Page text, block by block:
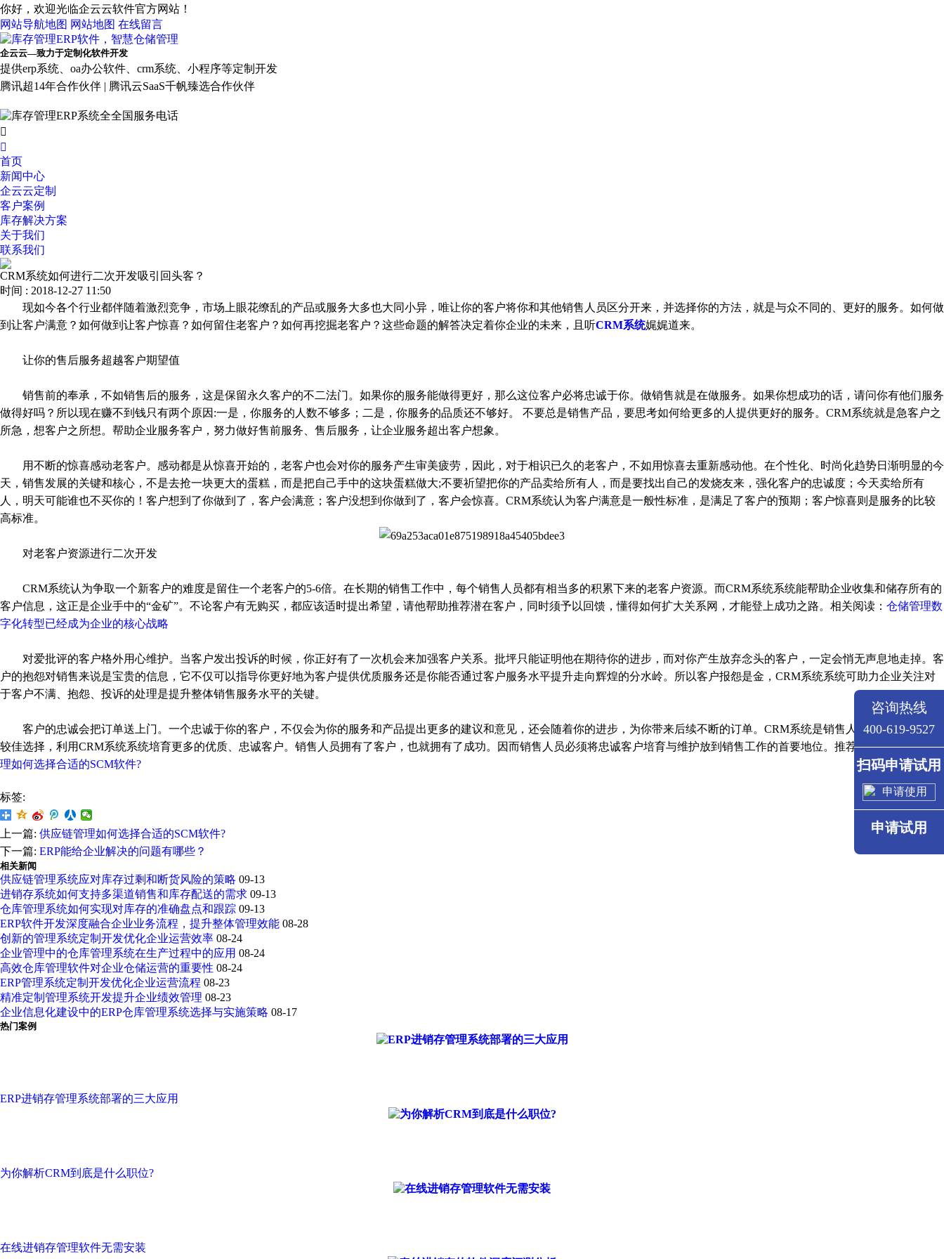
你好，欢迎光临企云云软件官方网站！
网站导航地图 网站地图 在线留言
企云云—致力于定制化软件开发
提供erp系统、oa办公软件、crm系统、小程序等定制开发
腾讯超14年合作伙伴 | 腾讯云SaaS千帆臻选合作伙伴


首页
新闻中心
企云云定制
客户案例
库存解决方案
关于我们
联系我们
CRM系统如何进行二次开发吸引回头客？
时间 : 2018-12-27 11:50
现如今各个行业都伴随着激烈竞争，市场上眼花缭乱的产品或服务大多也大同小异，唯让你的客户将你和其他销售人员区分开来，并选择你的方法，就是与众不同的、更好的服务。如何做
到让客户满意？如何做到让客户惊喜？如何留住老客户？如何再挖掘老客户？这些命题的解答决定着你企业的未来，且听CRM系统娓娓道来。
让你的售后服务超越客户期望值
销售前的奉承，不如销售后的服务，这是保留永久客户的不二法门。如果你的服务能做得更好，那么这位客户必将忠诚于你。做销售就是在做服务。如果你想成功的话，请问你有他们服务
做得好吗？所以现在赚不到钱只有两个原因:一是，你服务的人数不够多；二是，你服务的品质还不够好。 不要总是销售产品，要思考如何给更多的人提供更好的服务。CRM系统就是急客户之
所急，想客户之所想。帮助企业服务客户，努力做好售前服务、售后服务，让企业服务超出客户想象。
用不断的惊喜感动老客户。感动都是从惊喜开始的，老客户也会对你的服务产生审美疲劳，因此，对于相识已久的老客户，不如用惊喜去重新感动他。在个性化、时尚化趋势日渐明显的今
天，销售发展的关键和核心，不是去抢一块更大的蛋糕，而是把自己手中的这块蛋糕做大;不要祈望把你的产品卖给所有人，而是要找出自己的发烧友来，强化客户的忠诚度；今天卖给所有
人，明天可能谁也不买你的！客户想到了你做到了，客户会满意；客户没想到你做到了，客户会惊喜。CRM系统认为客户满意是一般性标准，是满足了客户的预期；客户惊喜则是服务的比较
高标准。
对老客户资源进行二次开发
CRM系统认为争取一个新客户的难度是留住一个老客户的5-6倍。在长期的销售工作中，每个销售人员都有相当多的积累下来的老客户资源。而CRM系统系统能帮助企业收集和储存所有的
客户信息，这正是企业手中的“金矿”。不论客户有无购买，都应该适时提出希望，请他帮助推荐潜在客户，同时须予以回馈，懂得如何扩大关系网，才能登上成功之路。相关阅读： 仓储管理数
字化转型已经成为企业的核心战略
对爱批评的客户格外用心维护。当客户发出投诉的时候，你正好有了一次机会来加强客户关系。批坪只能证明他在期待你的进步，而对你产生放弃念头的客户，一定会悄无声息地走掉。客
户的抱怨对销售来说是宝贵的信息，它不仅可以指导你更好地为客户提供优质服务还是你能否通过客户服务水平提升走向辉煌的分水岭。所以客户报怨是金，CRM系统系统可助力企业关注对
于客户不满、抱怨、投诉的处理是提升整体销售服务水平的关键。
客户的忠诚会把订单送上门。一个忠诚于你的客户，不仅会为你的服务和产品提出更多的建议和意见，还会随着你的进步，为你带来后续不断的订单。CRM系统是销售人员应对竞争的比
较佳选择，利用CRM系统系统培育更多的优质、忠诚客户。销售人员拥有了客户，也就拥有了成功。因而销售人员必须将忠诚客户培育与维护放到销售工作的首要地位。推荐阅读：供应链管
理如何选择合适的SCM软件?
标签:
上一篇: 供应链管理如何选择合适的SCM软件?
下一篇: ERP能给企业解决的问题有哪些？
相关新闻
供应链管理系统应对库存过剩和断货风险的策略 09-13
进销存系统如何支持多渠道销售和库存配送的需求 09-13
仓库管理系统如何实现对库存的准确盘点和跟踪 09-13
ERP软件开发深度融合企业业务流程，提升整体管理效能 08-28
创新的管理系统定制开发优化企业运营效率 08-24
企业管理中的仓库管理系统在生产过程中的应用 08-24
高效仓库管理软件对企业仓储运营的重要性 08-24
ERP管理系统定制开发优化企业运营流程 08-23
精准定制管理系统开发提升企业绩效管理 08-23
企业信息化建设中的ERP仓库管理系统选择与实施策略 08-17
热门案例
ERP进销存管理系统部署的三大应用
为你解析CRM到底是什么职位?
在线进销存管理软件无需安装
咨询热线
400-619-9527
扫码申请试用
申请试用